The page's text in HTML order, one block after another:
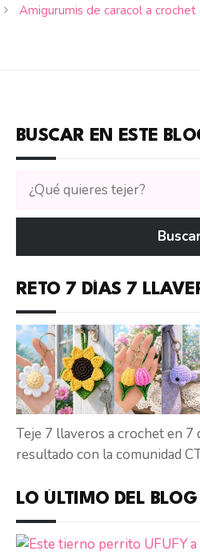
Amigurumis de caracol a
BUSCAR EN ESTE
Buscar
tutoriales
en
RETO 7 DÍAS 7
Teje 7 llaveros a crochet en 7
resultado con la comunidad
LO ÚLTIMO DEL BLOG